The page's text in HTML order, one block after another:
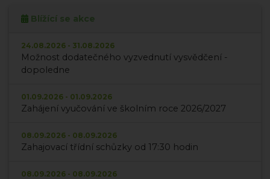
Blížící se akce
24.08.2026 - 31.08.2026
Možnost dodatečného vyzvednutí vysvědčení -
dopoledne
01.09.2026 - 01.09.2026
Zahájení vyučování ve školním roce 2026/2027
08.09.2026 - 08.09.2026
Zahajovací třídní schůzky od 17:30 hodin
08.09.2026 - 08.09.2026